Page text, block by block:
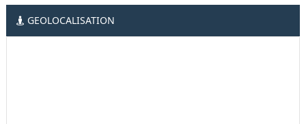
GEOLOCALISATION